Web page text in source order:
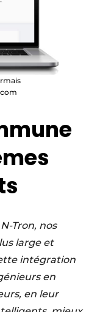
Tron, nos
large et
intégration
en
en leur